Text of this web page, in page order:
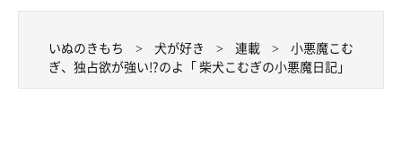
ブログ：豆柴こむぎの部屋
いぬのきもち 犬が好き 連載
小悪魔こむ
ぎ、独占欲が強い!?のよ「 柴犬こむぎの小悪魔日記」